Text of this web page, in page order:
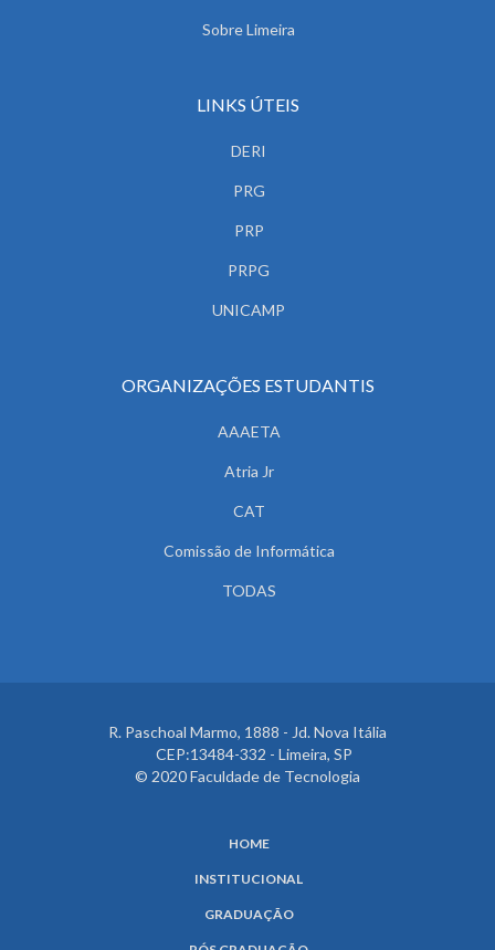
Sobre Limeira
LINKS ÚTEIS
DERI
PRG
PRP
PRPG
UNICAMP
ORGANIZAÇÕES ESTUDANTIS
AAAETA
Atria Jr
CAT
Comissão de Informática
TODAS
R. Paschoal Marmo, 1888 - Jd. Nova Itália
CEP:13484-332 - Limeira, SP
© 2020 Faculdade de Tecnologia
HOME
INSTITUCIONAL
GRADUAÇÃO